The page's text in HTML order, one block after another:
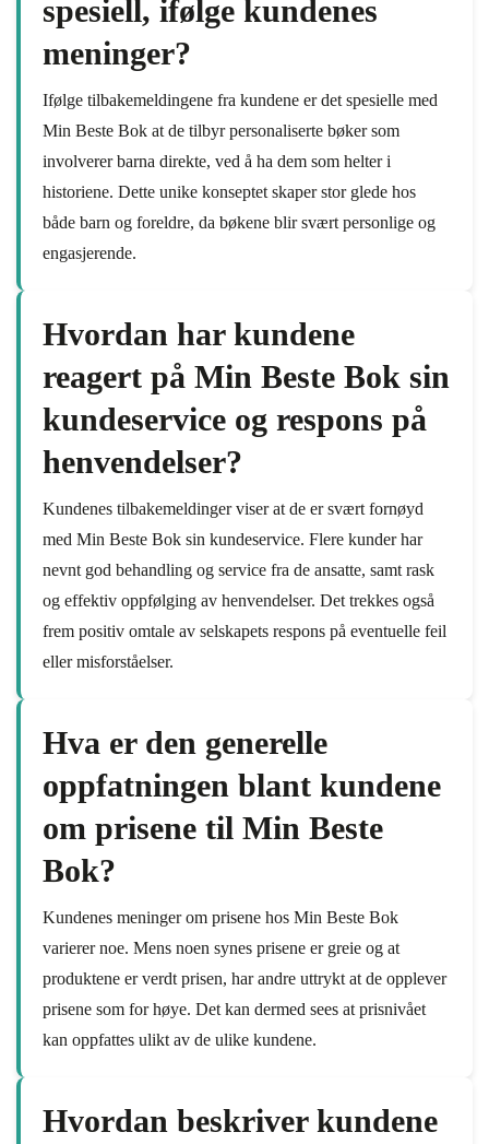
spesiell, ifølge kundenes
meninger?
Ifølge tilbakemeldingene fra kundene er det spesielle med
Min Beste Bok at de tilbyr personaliserte bøker som
involverer barna direkte, ved å ha dem som helter i
historiene. Dette unike konseptet skaper stor glede hos
både barn og foreldre, da bøkene blir svært personlige og
engasjerende.
Hvordan har kundene
reagert på Min Beste Bok sin
kundeservice og respons på
henvendelser?
Kundenes tilbakemeldinger viser at de er svært fornøyd
med Min Beste Bok sin kundeservice. Flere kunder har
nevnt god behandling og service fra de ansatte, samt rask
og effektiv oppfølging av henvendelser. Det trekkes også
frem positiv omtale av selskapets respons på eventuelle feil
eller misforståelser.
Hva er den generelle
oppfatningen blant kundene
om prisene til Min Beste
Bok?
Kundenes meninger om prisene hos Min Beste Bok
varierer noe. Mens noen synes prisene er greie og at
produktene er verdt prisen, har andre uttrykt at de opplever
prisene som for høye. Det kan dermed sees at prisnivået
kan oppfattes ulikt av de ulike kundene.
Hvordan beskriver kundene